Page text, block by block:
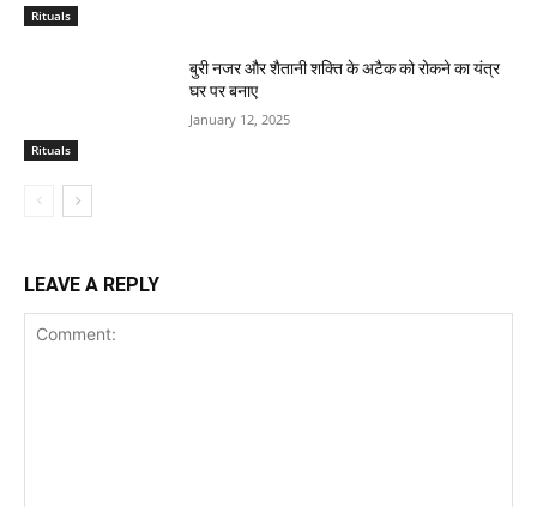
Rituals
Rituals
बुरी नजर और शैतानी शक्ति के अटैक को रोकने का यंत्र
घर पर बनाए
January 12, 2025
LEAVE A REPLY